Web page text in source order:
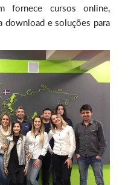
fornece cursos online,
download e soluções para